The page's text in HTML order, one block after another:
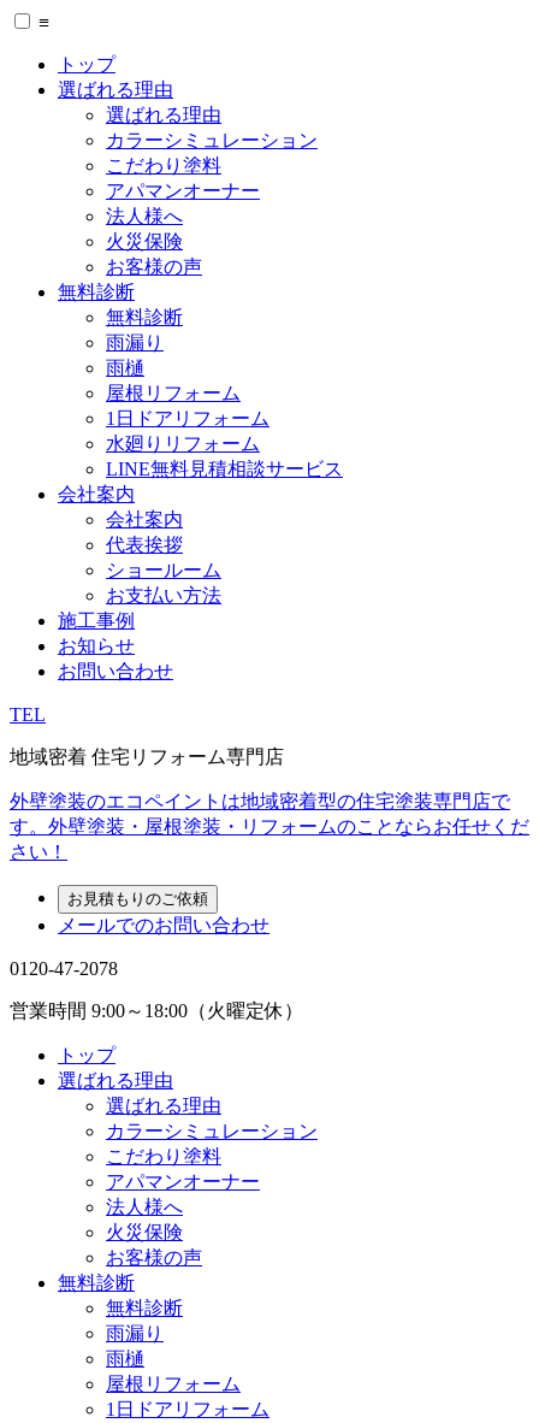
≡
トップ
選ばれる理由
選ばれる理由
カラーシミュレーション
こだわり塗料
アパマンオーナー
法人様へ
火災保険
お客様の声
無料診断
無料診断
雨漏り
雨樋
屋根リフォーム
1日ドアリフォーム
水廻りリフォーム
LINE無料見積相談サービス
会社案内
会社案内
代表挨拶
ショールーム
お支払い方法
施工事例
お知らせ
お問い合わせ
TEL
地域密着 住宅リフォーム専門店
外壁塗装のエコペイントは地域密着型の住宅塗装専門店で
す。外壁塗装・屋根塗装・リフォームのことならお任せくだ
さい！
お見積もりのご依頼
メールでのお問い合わせ
0120-47-2078
営業時間 9:00～18:00（火曜定休）
トップ
選ばれる理由
選ばれる理由
カラーシミュレーション
こだわり塗料
アパマンオーナー
法人様へ
火災保険
お客様の声
無料診断
無料診断
雨漏り
雨樋
屋根リフォーム
1日ドアリフォーム